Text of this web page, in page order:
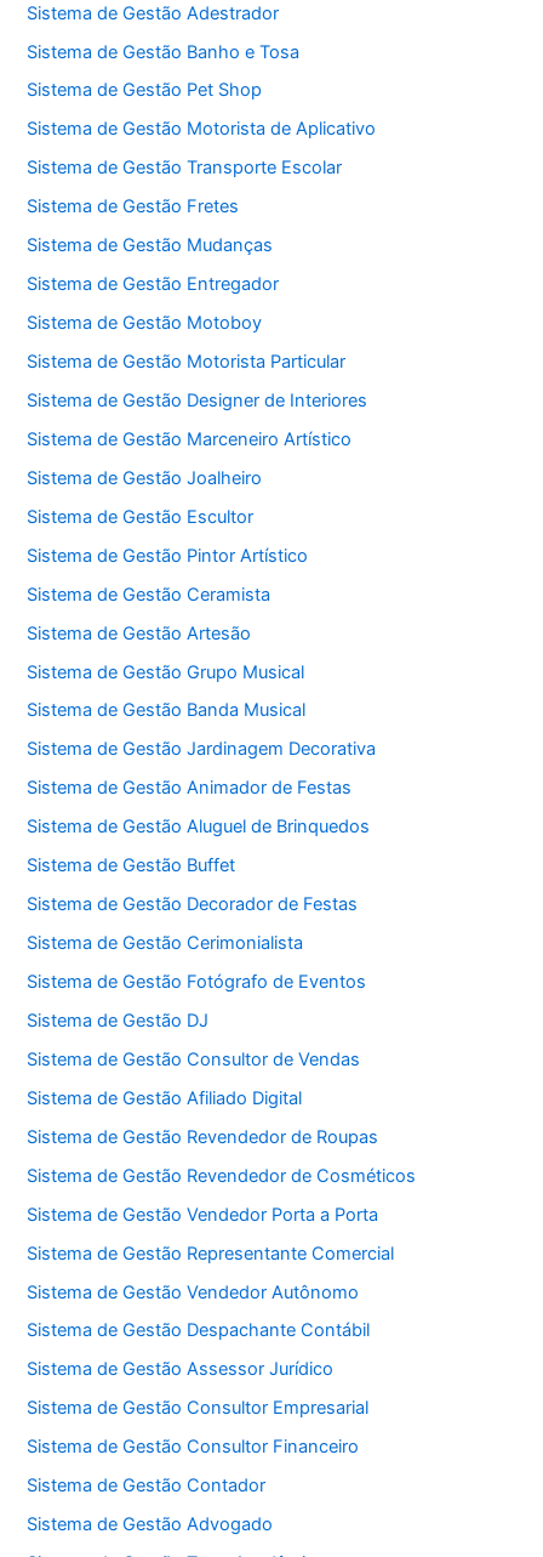
Sistema de Gestão Adestrador
Sistema de Gestão Banho e Tosa
Sistema de Gestão Pet Shop
Sistema de Gestão Motorista de Aplicativo
Sistema de Gestão Transporte Escolar
Sistema de Gestão Fretes
Sistema de Gestão Mudanças
Sistema de Gestão Entregador
Sistema de Gestão Motoboy
Sistema de Gestão Motorista Particular
Sistema de Gestão Designer de Interiores
Sistema de Gestão Marceneiro Artístico
Sistema de Gestão Joalheiro
Sistema de Gestão Escultor
Sistema de Gestão Pintor Artístico
Sistema de Gestão Ceramista
Sistema de Gestão Artesão
Sistema de Gestão Grupo Musical
Sistema de Gestão Banda Musical
Sistema de Gestão Jardinagem Decorativa
Sistema de Gestão Animador de Festas
Sistema de Gestão Aluguel de Brinquedos
Sistema de Gestão Buffet
Sistema de Gestão Decorador de Festas
Sistema de Gestão Cerimonialista
Sistema de Gestão Fotógrafo de Eventos
Sistema de Gestão DJ
Sistema de Gestão Consultor de Vendas
Sistema de Gestão Afiliado Digital
Sistema de Gestão Revendedor de Roupas
Sistema de Gestão Revendedor de Cosméticos
Sistema de Gestão Vendedor Porta a Porta
Sistema de Gestão Representante Comercial
Sistema de Gestão Vendedor Autônomo
Sistema de Gestão Despachante Contábil
Sistema de Gestão Assessor Jurídico
Sistema de Gestão Consultor Empresarial
Sistema de Gestão Consultor Financeiro
Sistema de Gestão Contador
Sistema de Gestão Advogado